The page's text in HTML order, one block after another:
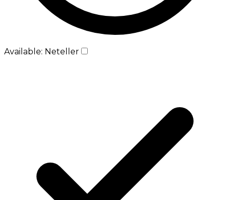
Available: Neteller